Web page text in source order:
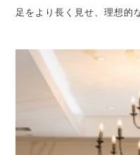
足をより長く見せ、理想的